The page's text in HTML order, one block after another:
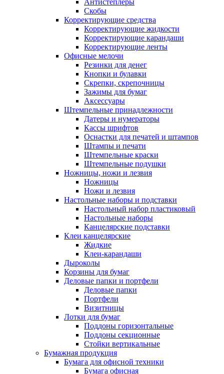
Антистеплеры
Скобы
Корректирующие средства
Корректирующие жидкости
Корректирующие карандаши
Корректирующие ленты
Офисные мелочи
Резинки для денег
Кнопки и булавки
Скрепки, скрепочницы
Зажимы для бумаг
Аксессуары
Штемпельные принадлежности
Датеры и нумераторы
Кассы шрифтов
Оснастки для печатей и штампов
Штампы и печати
Штемпельные краски
Штемпельные подушки
Ножницы, ножи и лезвия
Ножницы
Ножи и лезвия
Настольные наборы и подставки
Настольный набор пластиковый
Настольные наборы
Канцелярские подставки
Клеи канцелярские
Жидкие
Клеи-карандаши
Дыроколы
Корзины для бумаг
Деловые папки и портфели
Деловые папки
Портфели
Визитницы
Лотки для бумаг
Поддоны горизонтальные
Поддоны секционные
Стойки вертикальные
Бумажная продукция
Бумага для офисной техники
Бумага офисная